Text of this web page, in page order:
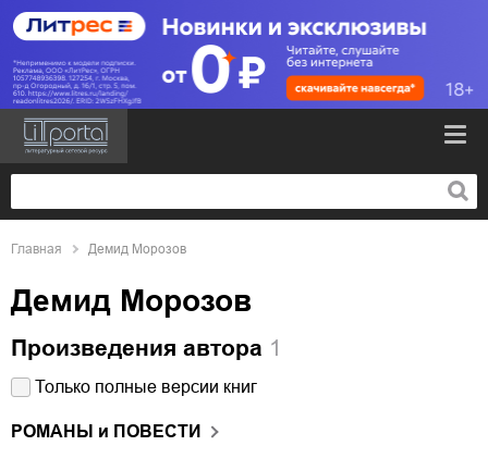
Главная Демид Морозов
Демид Морозов
Произведения автора 1
Только полные версии книг
РОМАНЫ и ПОВЕСТИ